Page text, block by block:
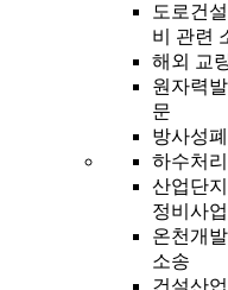
도로건
비 관련
해외 교
원자력
문
방사성
하수처
산업단
정비사
온천개
소송